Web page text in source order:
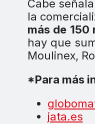
Cabe
la
más de 150
hay que
Moulinex,
*Para más
jata.es